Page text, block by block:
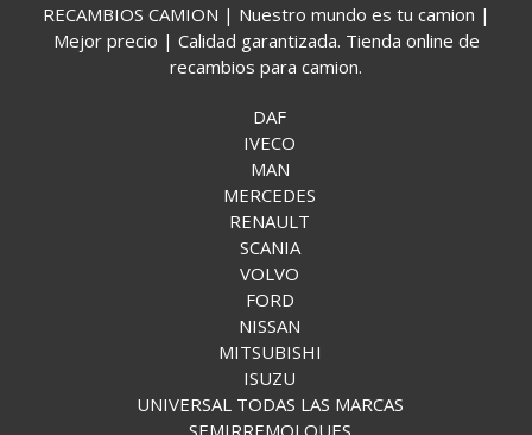
RECAMBIOS CAMION | Nuestro mundo es tu camion |
Mejor precio | Calidad garantizada. Tienda online de
recambios para camion.
DAF
IVECO
MAN
MERCEDES
RENAULT
SCANIA
VOLVO
FORD
NISSAN
MITSUBISHI
ISUZU
UNIVERSAL TODAS LAS MARCAS
SEMIRREMOLQUES